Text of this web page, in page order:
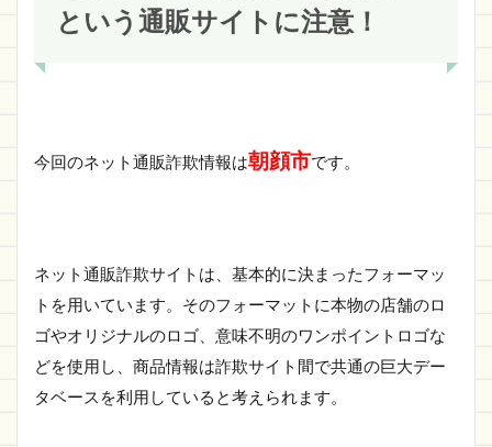
「朝
顔
に注
詐欺
サイ
報
1.1.1
https://kopleg.vdzpvo.za.com/
という通販サイトに注意！
今回のネット通販詐欺情報は朝顔市です。
ネット通販詐欺サイトは、基本的に決まったフォーマッ
トを用いています。そのフォーマットに本物の店舗のロ
ゴやオリジナルのロゴ、意味不明のワンポイントロゴな
どを使用し、商品情報は詐欺サイト間で共通の巨大デー
タベースを利用していると考えられます。